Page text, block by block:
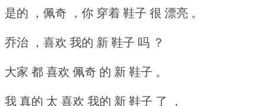
是的 ，佩奇 ，你 穿着 鞋子 很 漂亮 。
乔治 ，喜欢 我的 新 鞋子 吗 ？
大家 都 喜欢 佩奇 的 新 鞋子 。
我 真的 太 喜欢 我的 新 鞋子 了 ，